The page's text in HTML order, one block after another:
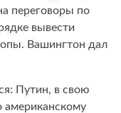
переговоры по
вывести
Вашингтон дал
Путин, в свою
американскому